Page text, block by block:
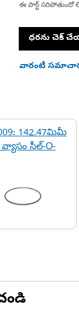
ఈ పార్ట్ సరిపోతుందో
ధరను చెక్
వారంటీ
142.47మిమీ
సీల్-O-